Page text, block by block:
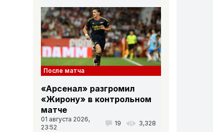
После матча
«Арсенал» разгромил
«Жирону» в контрольном
матче
01 августа 2026,
23:52
19 3,328